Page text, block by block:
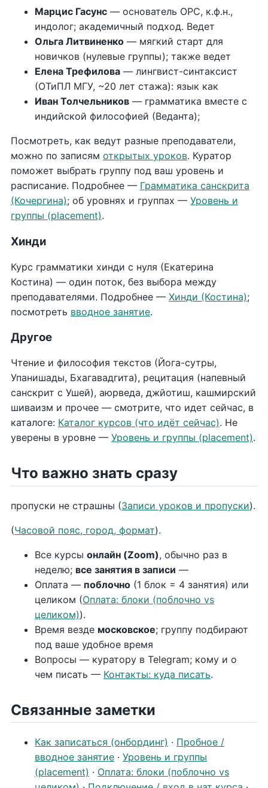
Марцис Гасунс — основатель ОРС, к.ф.н.,
индолог; академичный подход. Ведет
Ольга Литвиненко — мягкий старт для
новичков (нулевые группы); также ведет
Елена Трефилова — лингвист-синтаксист
(ОТиПЛ МГУ, ~20 лет стажа): язык как
Иван Толчельников — грамматика вместе с
индийской философией (Веданта);
Посмотреть, как ведут разные преподаватели,
можно по записям открытых уроков. Куратор
поможет выбрать группу под ваш уровень и
расписание. Подробнее — Грамматика санскрита
(Кочергина); об уровнях и группах — Уровень и
группы (placement).
Хинди
Курс грамматики хинди с нуля (Екатерина
Костина) — один поток, без выбора между
преподавателями. Подробнее — Хинди (Костина);
посмотреть вводное занятие.
Другое
Чтение и философия текстов (Йога-сутры,
Упанишады, Бхагавадгита), рецитация (напевный
санскрит с Ушей), аюрведа, джйотиш, кашмирский
шиваизм и прочее — смотрите, что идет сейчас, в
каталоге: Каталог курсов (что идёт сейчас). Не
уверены в уровне — Уровень и группы (placement).
Что важно знать сразу
пропуски не страшны (Записи уроков и пропуски).
(Часовой пояс, город, формат).
Все курсы онлайн (Zoom), обычно раз в
неделю; все занятия в записи —
Оплата — поблочно (1 блок = 4 занятия) или
целиком (Оплата: блоки (поблочно vs
целиком)).
Время везде московское; группу подбирают
под ваше удобное время
Вопросы — куратору в Telegram; кому и о
чем писать — Контакты: куда писать.
Связанные заметки
Как записаться (онбординг) · Пробное /
вводное занятие · Уровень и группы
(placement) · Оплата: блоки (поблочно vs